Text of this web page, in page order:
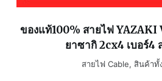
ของแท้100% สายไฟ YAZAKI
ยาซากิ 2cx4 เบอร์4
สายไฟ Cable, สินค้าทั้